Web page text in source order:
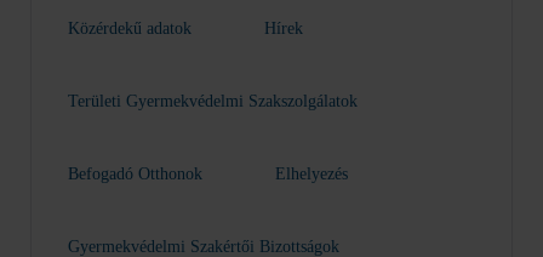
Közérdekű adatok Hírek
Területi Gyermekvédelmi Szakszolgálatok
Befogadó Otthonok Elhelyezés
Gyermekvédelmi Szakértői Bizottságok